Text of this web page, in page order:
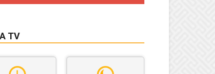
TV